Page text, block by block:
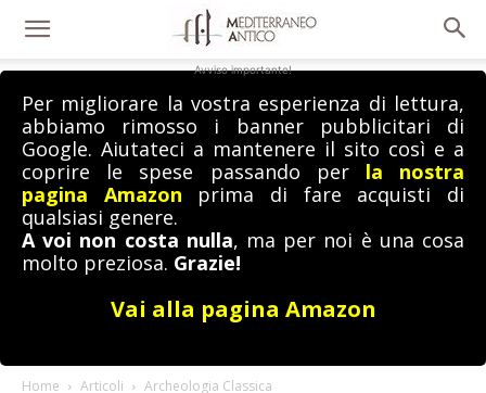
Avviso importante!
Per migliorare la vostra esperienza di lettura,
abbiamo rimosso i banner pubblicitari di
Google. Aiutateci a mantenere il sito così e a
coprire le spese passando per la nostra
pagina Amazon prima di fare acquisti di
qualsiasi genere.
A voi non costa nulla, ma per noi è una cosa
molto preziosa. Grazie!
Vai alla pagina Amazon
Home Articoli Archeologia Classica